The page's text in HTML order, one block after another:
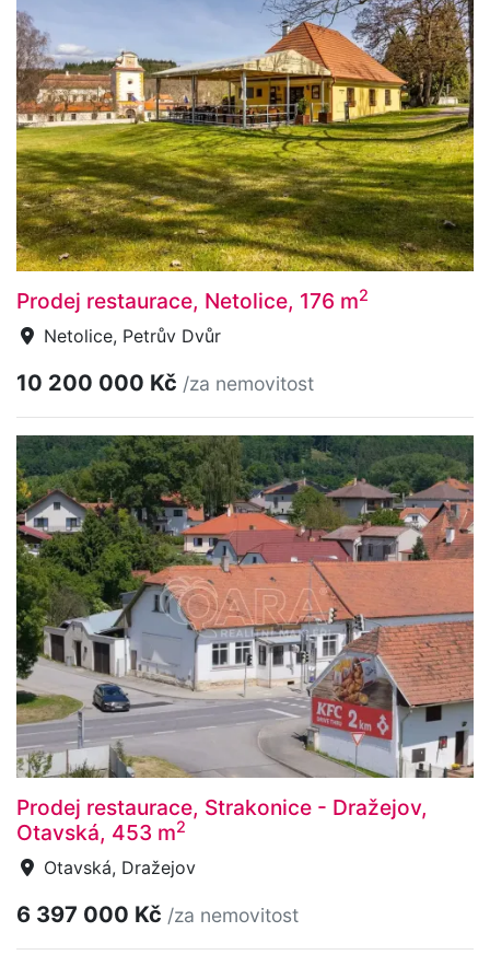
Prodej restaurace, Netolice, 176 m2
Netolice, Petrův Dvůr
10 200 000 Kč /za nemovitost
Prodej restaurace, Strakonice - Dražejov,
Otavská, 453 m2
Otavská, Dražejov
6 397 000 Kč /za nemovitost